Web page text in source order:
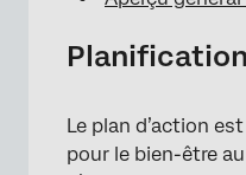
Le plan d’action
pour le bien-être